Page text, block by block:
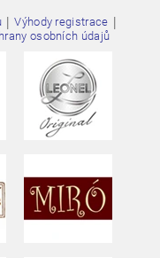
ochrany
| Výhody registrace |
osobních údajů